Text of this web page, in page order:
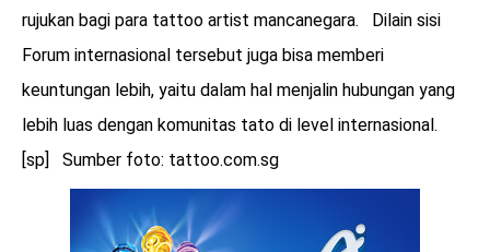
rujukan bagi para tattoo artist mancanegara. Dilain sisi
Forum internasional tersebut juga bisa memberi
keuntungan lebih, yaitu dalam hal menjalin hubungan yang
lebih luas dengan komunitas tato di level internasional.
[sp] Sumber foto: tattoo.com.sg